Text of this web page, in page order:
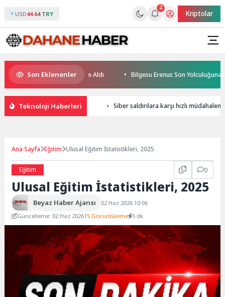
USD44.64 TRY
2
Kriptolar
Son Eklenenler
Sertifikalarını Aldı Bilgesu Erenus Son Yolculuğuna
Teknoloji Haberleri Siber saldırılara karşı hızlı
Ana Sayfa Eğitim Ulusal Eğitim İstatistikleri, 2025
Eğitim 0
Ulusal Eğitim İstatistikleri, 2025
Beyaz Haber Ajansı
02 Haz 2026 10:06
Güncelleme: 02 Haz 202615 Görüntüleme 5 dk.